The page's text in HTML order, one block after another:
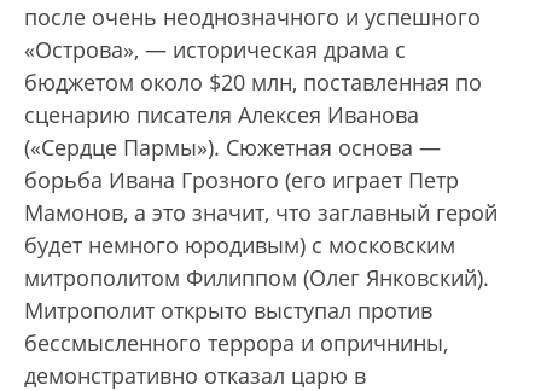
после очень неоднозначного и успешного
«Острова», — историческая драма с
бюджетом около $20 млн, поставленная по
сценарию писателя Алексея Иванова
(«Сердце Пармы»). Сюжетная основа —
борьба Ивана Грозного (его играет Петр
Мамонов, а это значит, что заглавный герой
будет немного юродивым) с московским
митрополитом Филиппом (Олег Янковский).
Митрополит открыто выступал против
бессмысленного террора и опричнины,
демонстративно отказал царю в